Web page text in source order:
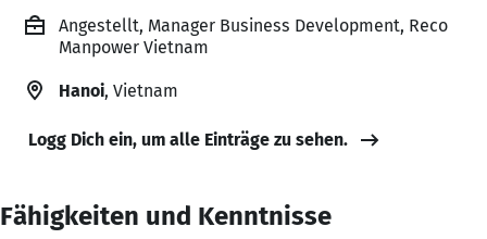
Angestellt, Manager Business Development, Reco
Manpower Vietnam
Hanoi, Vietnam
Logg Dich ein, um alle Einträge zu sehen.
Fähigkeiten und Kenntnisse